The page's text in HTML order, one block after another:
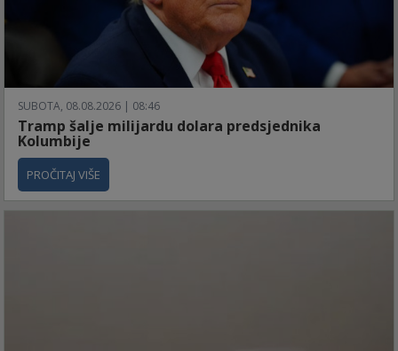
SUBOTA, 08.08.2026 | 08:46
Tramp šalje milijardu dolara predsjednika
Kolumbije
PROČITAJ VIŠE